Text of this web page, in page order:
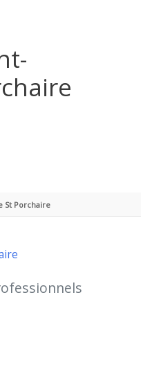
St Porchaire